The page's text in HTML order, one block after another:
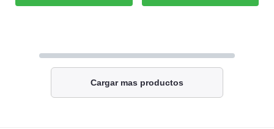
Cargar mas productos